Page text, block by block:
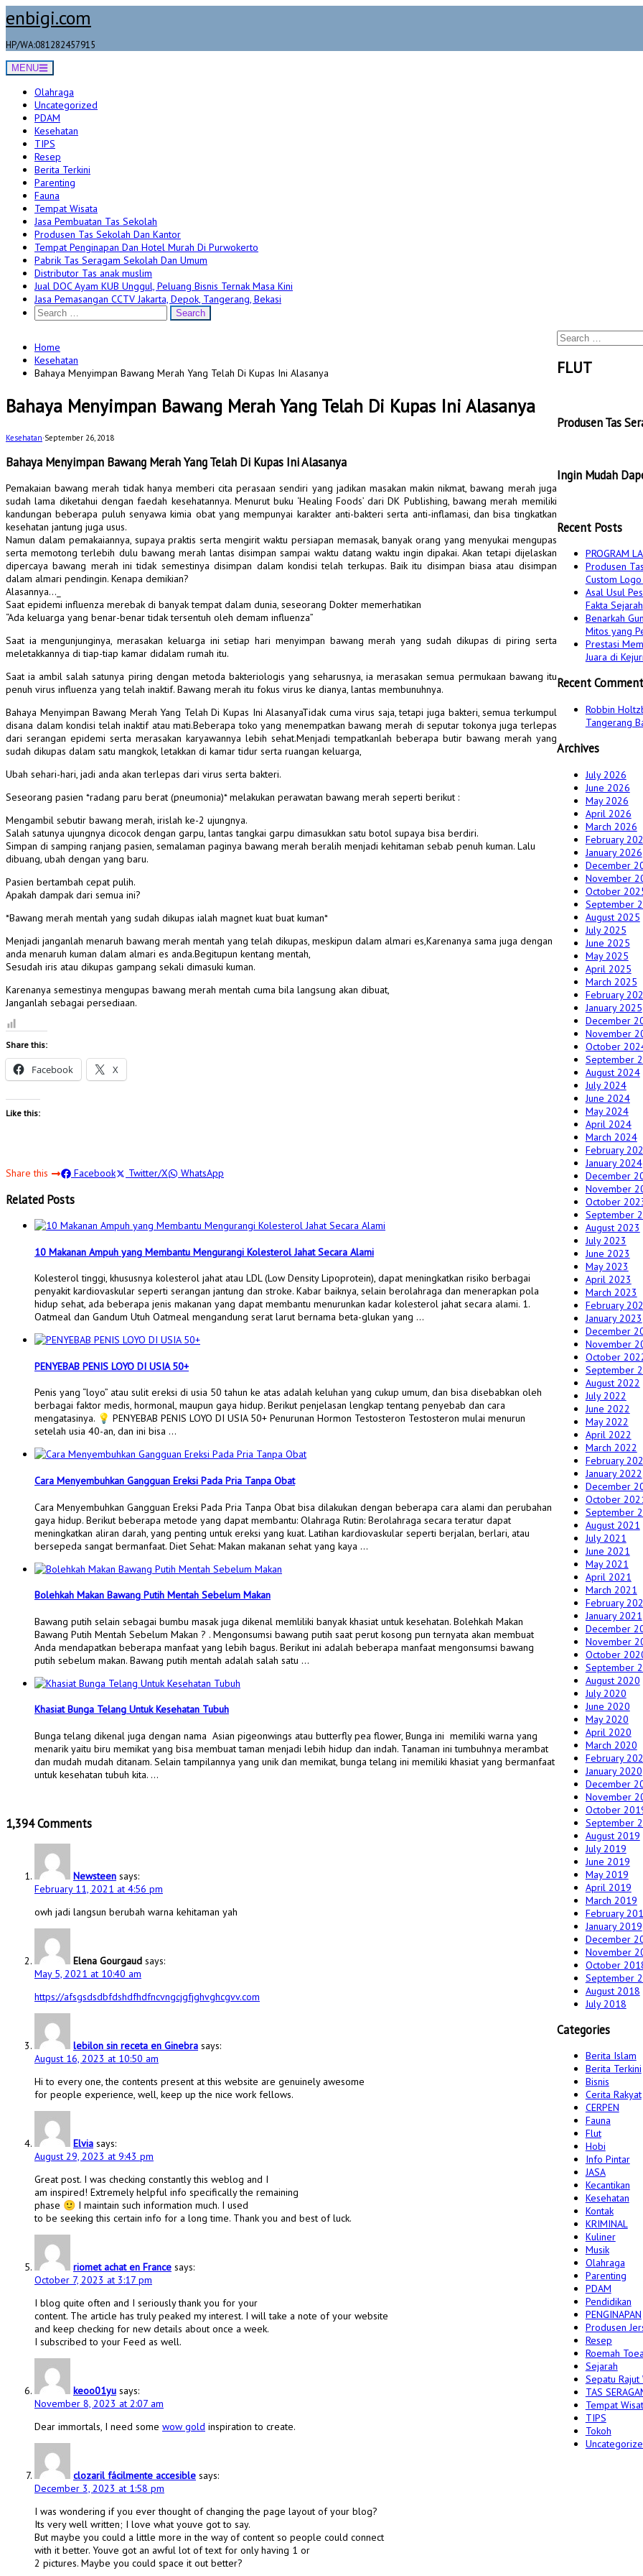
to
enbigi.com
HP/WA:081282457915
MENU
Olahraga
Uncategorized
PDAM
Kesehatan
TIPS
Resep
Berita Terkini
Parenting
Fauna
Tempat Wisata
Jasa Pembuatan Tas Sekolah
Produsen Tas Sekolah Dan Kantor
Tempat Penginapan Dan Hotel Murah Di Purwokerto
Pabrik Tas Seragam Sekolah Dan Umum
Distributor Tas anak muslim
Jual DOC Ayam KUB Unggul, Peluang Bisnis Ternak Masa Kini
Jasa Pemasangan CCTV Jakarta, Depok, Tangerang, Bekasi
Search
for:
Home
Kesehatan
Bahaya Menyimpan Bawang Merah Yang Telah Di Kupas Ini Alasanya
Bahaya Menyimpan Bawang Merah Yang Telah Di Kupas Ini Alasanya
Kesehatan·September 26, 2018
Bahaya Menyimpan Bawang Merah Yang Telah Di Kupas Ini Alasanya
Pemakaian bawang merah tidak hanya memberi cita perasaan sendiri yang jadikan masakan makin nikmat, bawang merah juga
sudah lama diketahui dengan faedah kesehatannya. Menurut buku ‘Healing Foods’ dari DK Publishing, bawang merah memiliki
kandungan beberapa puluh senyawa kimia obat yang mempunyai karakter anti-bakteri serta anti-inflamasi, dan bisa tingkatkan
kesehatan jantung juga usus.
Namun dalam pemakaiannya, supaya praktis serta mengirit waktu persiapan memasak, banyak orang yang menyukai mengupas
serta memotong terlebih dulu bawang merah lantas disimpan sampai waktu datang waktu ingin dipakai. Akan tetapi dijelaskan
dipercaya bawang merah ini tidak semestinya disimpan dalam kondisi telah terkupas. Baik itu disimpan biasa atau disimpan
dalam almari pendingin. Kenapa demikian?
Alasannya…_
Saat epidemi influenza merebak di banyak tempat dalam dunia, seseorang Dokter memerhatikan
“Ada keluarga yang benar-benar tidak tersentuh oleh demam influenza”
Saat ia mengunjunginya, merasakan keluarga ini setiap hari menyimpan bawang merah yang sudah dikupas di piring serta
meletakkannya di tiap-tiap kamar didalam rumah itu.
Saat ia ambil salah satunya piring dengan metoda bakteriologis yang seharusnya, ia merasakan semua permukaan bawang itu
penuh virus influenza yang telah inaktif. Bawang merah itu fokus virus ke dianya, lantas membunuhnya.
Bahaya Menyimpan Bawang Merah Yang Telah Di Kupas Ini AlasanyaTidak cuma virus saja, tetapi juga bakteri, semua terkumpul
disana dalam kondisi telah inaktif atau mati.Beberapa toko yang menempatkan bawang merah di seputar tokonya juga terlepas
dari serangan epidemi serta merasakan karyawannya lebih sehat.Menjadi tempatkanlah beberapa butir bawang merah yang
sudah dikupas dalam satu mangkok, letakkan di kamar tidur serta ruangan keluarga,
Ubah sehari-hari, jadi anda akan terlepas dari virus serta bakteri.
Seseorang pasien *radang paru berat (pneumonia)* melakukan perawatan bawang merah seperti berikut :
Mengambil sebutir bawang merah, irislah ke-2 ujungnya.
Salah satunya ujungnya dicocok dengan garpu, lantas tangkai garpu dimasukkan satu botol supaya bisa berdiri.
Simpan di samping ranjang pasien, semalaman paginya bawang merah beralih menjadi kehitaman sebab penuh kuman. Lalu
dibuang, ubah dengan yang baru.
Pasien bertambah cepat pulih.
Apakah dampak dari semua ini?
*Bawang merah mentah yang sudah dikupas ialah magnet kuat buat kuman*
Menjadi janganlah menaruh bawang merah mentah yang telah dikupas, meskipun dalam almari es,Karenanya sama juga dengan
anda menaruh kuman dalam almari es anda.Begitupun kentang mentah,
Sesudah iris atau dikupas gampang sekali dimasuki kuman.
Karenanya semestinya mengupas bawang merah mentah cuma bila langsung akan dibuat,
Janganlah sebagai persediaan.
Share this:
Facebook X
Like this:
Share this Facebook Twitter/X WhatsApp
Related Posts
10 Makanan Ampuh yang Membantu Mengurangi Kolesterol Jahat Secara Alami
Kolesterol tinggi, khususnya kolesterol jahat atau LDL (Low Density Lipoprotein), dapat meningkatkan risiko berbagai
penyakit kardiovaskular seperti serangan jantung dan stroke. Kabar baiknya, selain berolahraga dan menerapkan pola
hidup sehat, ada beberapa jenis makanan yang dapat membantu menurunkan kadar kolesterol jahat secara alami. 1.
Oatmeal dan Gandum Utuh Oatmeal mengandung serat larut bernama beta-glukan yang …
PENYEBAB PENIS LOYO DI USIA 50+
Penis yang “loyo” atau sulit ereksi di usia 50 tahun ke atas adalah keluhan yang cukup umum, dan bisa disebabkan oleh
berbagai faktor medis, hormonal, maupun gaya hidup. Berikut penjelasan lengkap tentang penyebab dan cara
mengatasinya. 💡 PENYEBAB PENIS LOYO DI USIA 50+ Penurunan Hormon Testosteron Testosteron mulai menurun
setelah usia 40-an, dan ini bisa …
Cara Menyembuhkan Gangguan Ereksi Pada Pria Tanpa Obat
Cara Menyembuhkan Gangguan Ereksi Pada Pria Tanpa Obat bisa dilakukan dengan beberapa cara alami dan perubahan
gaya hidup. Berikut beberapa metode yang dapat membantu: Olahraga Rutin: Berolahraga secara teratur dapat
meningkatkan aliran darah, yang penting untuk ereksi yang kuat. Latihan kardiovaskular seperti berjalan, berlari, atau
bersepeda sangat bermanfaat​. Diet Sehat: Makan makanan sehat yang kaya …
Bolehkah Makan Bawang Putih Mentah Sebelum Makan
Bawang putih selain sebagai bumbu masak juga dikenal memliliki banyak khasiat untuk kesehatan. Bolehkah Makan
Bawang Putih Mentah Sebelum Makan ? . Mengonsumsi bawang putih saat perut kosong pun ternyata akan membuat
Anda mendapatkan beberapa manfaat yang lebih bagus. Berikut ini adalah beberapa manfaat mengonsumsi bawang
putih sebelum makan. Bawang putih mentah adalah salah satu …
Khasiat Bunga Telang Untuk Kesehatan Tubuh
Bunga telang dikenal juga dengan nama Asian pigeonwings atau butterfly pea flower, Bunga ini memiliki warna yang
menarik yaitu biru memikat yang bisa membuat taman menjadi lebih hidup dan indah. Tanaman ini tumbuhnya merambat
dan mudah mudah ditanam. Selain tampilannya yang unik dan memikat, bunga telang ini memiliki khasiat yang bermanfaat
untuk kesehatan tubuh kita. …
1,394 Comments
Newsteen says:
February 11, 2021 at 4:56 pm
owh jadi langsun berubah warna kehitaman yah
Elena Gourgaud says:
May 5, 2021 at 10:40 am
https://afsgsdsdbfdshdfhdfncvngcjgfjghvghcgvv.com
lebilon sin receta en Ginebra says:
August 16, 2023 at 10:50 am
Hi to every one, the contents present at this website are genuinely awesome
for people experience, well, keep up the nice work fellows.
Elvia says:
August 29, 2023 at 9:43 pm
Great post. I was checking constantly this weblog and I
am inspired! Extremely helpful info specifically the remaining
phase 🙂 I maintain such information much. I used
to be seeking this certain info for a long time. Thank you and best of luck.
riomet achat en France says:
October 7, 2023 at 3:17 pm
I blog quite often and I seriously thank you for your
content. The article has truly peaked my interest. I will take a note of your website
and keep checking for new details about once a week.
I subscribed to your Feed as well.
keoo01yu says:
November 8, 2023 at 2:07 am
Dear immortals, I need some wow gold inspiration to create.
clozaril fácilmente accesible says:
December 3, 2023 at 1:58 pm
I was wondering if you ever thought of changing the page layout of your blog?
Its very well written; I love what youve got to say.
But maybe you could a little more in the way of content so people could connect
with it better. Youve got an awful lot of text for only having 1 or
2 pictures. Maybe you could space it out better?
Search
for:
FLUT
Produsen Tas
Ingin Mudah
Recent Posts
PROGRAM
Produsen
Custom
Asal Usul
Fakta Sejarah
Benarkah
Mitos yang
Prestasi
Juara di
Recent
Robbin
Tangerang
Archives
July 2026
June 2026
May 2026
April 2026
March 2026
February
January 2026
December
November
October
September
August 2025
July 2025
June 2025
May 2025
April 2025
March 2025
February
January 2025
December
November
October
September
August 2024
July 2024
June 2024
May 2024
April 2024
March 2024
February
January 2024
December
November
October
September
August 2023
July 2023
June 2023
May 2023
April 2023
March 2023
February
January 2023
December
November
October
September
August 2022
July 2022
June 2022
May 2022
April 2022
March 2022
February
January 2022
December
October
September
August 2021
July 2021
June 2021
May 2021
April 2021
March 2021
February
January 2021
December
November
October
September
August 2020
July 2020
June 2020
May 2020
April 2020
March 2020
February
January 2020
December
November
October
September
August 2019
July 2019
June 2019
May 2019
April 2019
March 2019
February
January 2019
December
November
October
September
August 2018
July 2018
Categories
Berita Islam
Berita Terkini
Bisnis
Cerita Rakyat
CERPEN
Fauna
Flut
Hobi
Info Pintar
JASA
Kecantikan
Kesehatan
Kontak
KRIMINAL
Kuliner
Musik
Olahraga
Parenting
PDAM
Pendidikan
PENGINAPAN
Produsen
Resep
Roemah
Sejarah
Sepatu Rajut
TAS
Tempat
TIPS
Tokoh